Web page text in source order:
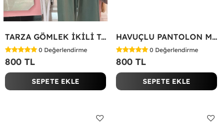
TARZA GÖMLEK İKİLİ TAKIM KOT KUMAŞ Yeşil
0 Değerlendirme
800 TL
SEPETE EKLE
HAVUÇLU PANTOLON MİYASE TAKIM Siyah
0 Değerlendirme
800 TL
SEPETE EKLE